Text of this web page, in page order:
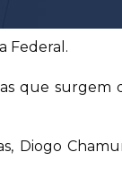
Federal.
que surgem
Diogo